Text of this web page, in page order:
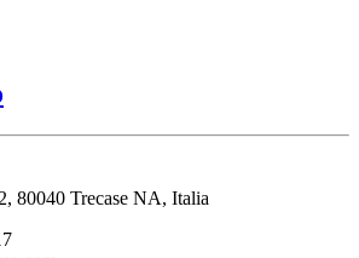
80040 Trecase NA, Italia